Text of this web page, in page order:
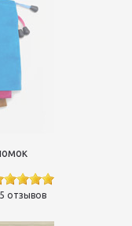
5 отзывов